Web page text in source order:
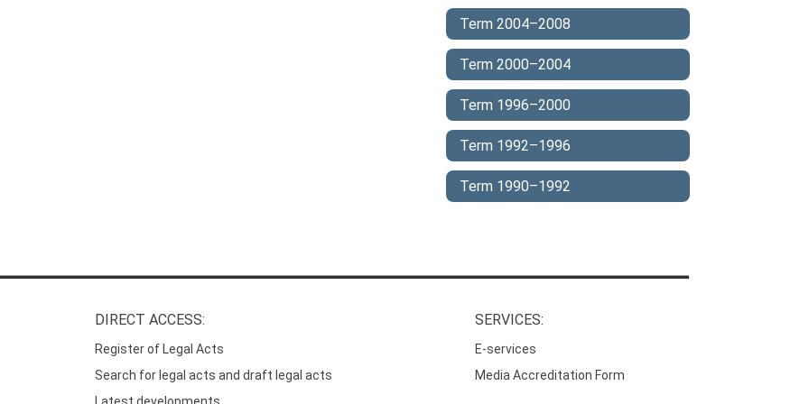
Term 2004–2008
Term 2000–2004
Term 1996–2000
Term 1992–1996
Term 1990–1992
DIRECT ACCESS:
Register of Legal Acts
Search for legal acts and draft legal acts
SERVICES:
E-services
Media Accreditation Form